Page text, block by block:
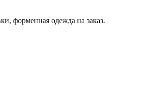
форменная одежда на заказ.